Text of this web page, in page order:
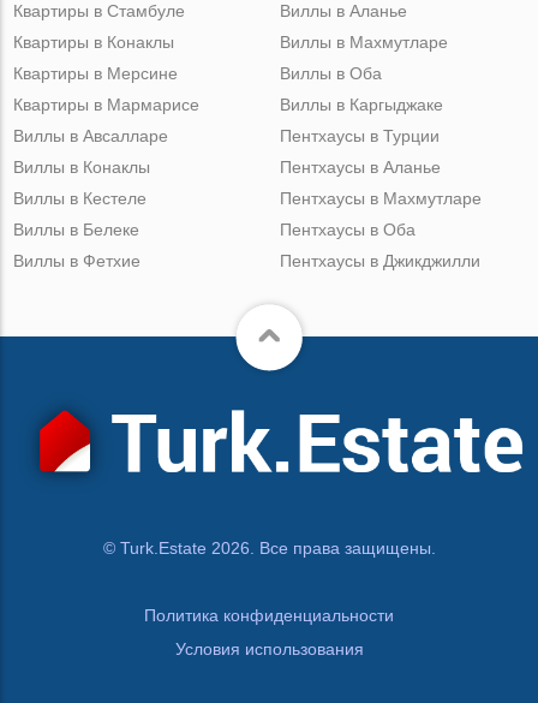
Квартиры в Стамбуле
Квартиры в Конаклы
Квартиры в Мерсине
Квартиры в Мармарисе
Виллы в Аланье
Виллы в Махмутларе
Виллы в Оба
Виллы в Каргыджаке
Виллы в Авсалларе
Виллы в Конаклы
Виллы в Кестеле
Виллы в Белеке
Виллы в Фетхие
Пентхаусы в Турции
Пентхаусы в Аланье
Пентхаусы в Махмутларе
Пентхаусы в Оба
Пентхаусы в Джикджилли
© Turk.Estate 2026. Все права защищены.
Политика конфиденциальности
Условия использования